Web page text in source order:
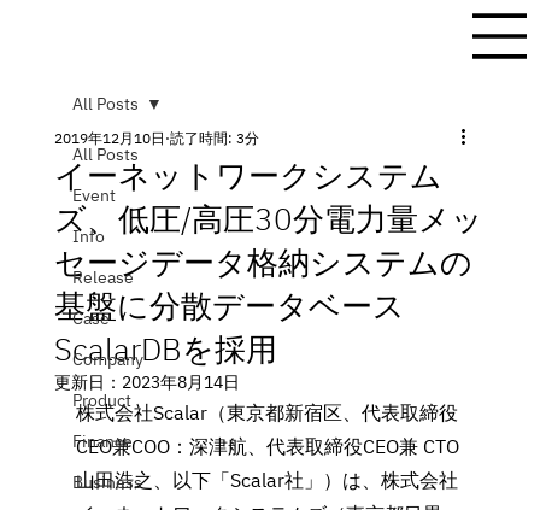
All Posts
Event
Info
Release
Case
Company
Product
Finance
Business
All Posts
イーネットワークシステム
ズ、低圧/高圧30分電力量メッ
セージデータ格納システムの
基盤に分散データベース
ScalarDBを採用
2019年12月10日 読了時間: 3分
更新日： 2023年8月14日
株式会社Scalar（東京都新宿区、代表取締役
CEO兼COO：深津航、代表取締役CEO兼 CTO
山田浩之、以下「Scalar社」）は、株式会社